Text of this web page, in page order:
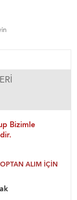
Bizimle
ALIM İÇİN